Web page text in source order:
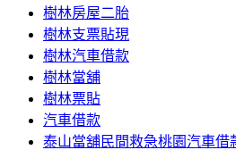
樹林房屋二胎
樹林支票貼現
樹林汽車借款
樹林當舖
樹林票貼
汽車借款
泰山當舖民間救急桃園汽車借